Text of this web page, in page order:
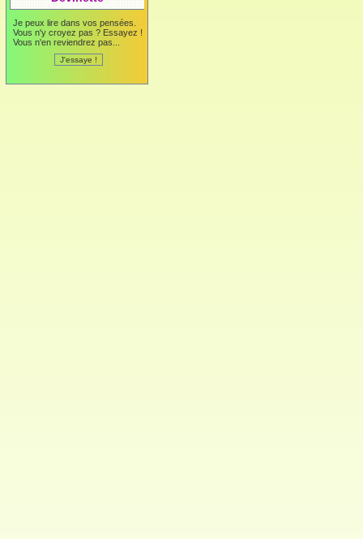
Je peux lire dans vos pensées.
Vous n'y croyez pas ? Essayez !
Vous n'en reviendrez pas...